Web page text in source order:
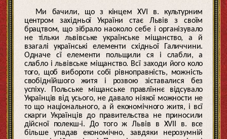
Ми бачили, що з кінцем XVI в. культурним
центром західньої України стає Львів з своїм
брацтвом, що зібрало наоколо себе і організувало
не тільки львівське українське міщанство, а й
взагалі українські елементи східньої Галиччини.
Одначе сї елементи польщили ся і слабли, а
слабло і львівське міщанство. Всї заходи його коло
того, щоб вибороти собі рівноправність, можність
свобіднїйшого житя і розвою зіставалися без
успіху. Польське міщанське правлїннє відсувало
Українців від усього, не давало ніякої можности не
то що національного, а й економічного житя, і всї
скарги Українців до правительства не приносили
дійсної полекш-і. До того ж Львів в XVII в. все
більше упадав економічно, завдяки нерозумній